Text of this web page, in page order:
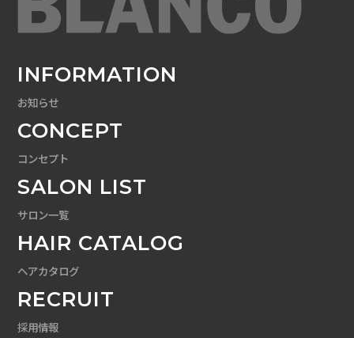
INFORMATION
お知らせ
CONCEPT
コンセプト
SALON LIST
サロン一覧
HAIR CATALOG
ヘアカタログ
RECRUIT
採用情報